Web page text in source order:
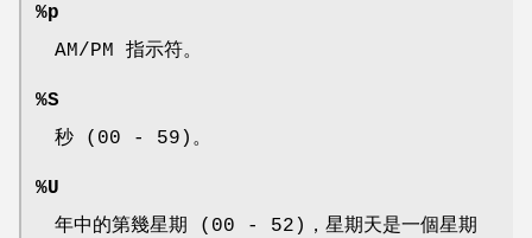
%p
AM/PM 指示符。
%S
秒 (00 - 59)。
%U
年中的第幾星期 (00 - 52)，星期天是一個星期